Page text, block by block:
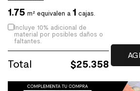
1.75 m² equivalen a 1 cajas.
Incluye 10% adicional de
material por posibles daños o
faltantes.
Total $25.358